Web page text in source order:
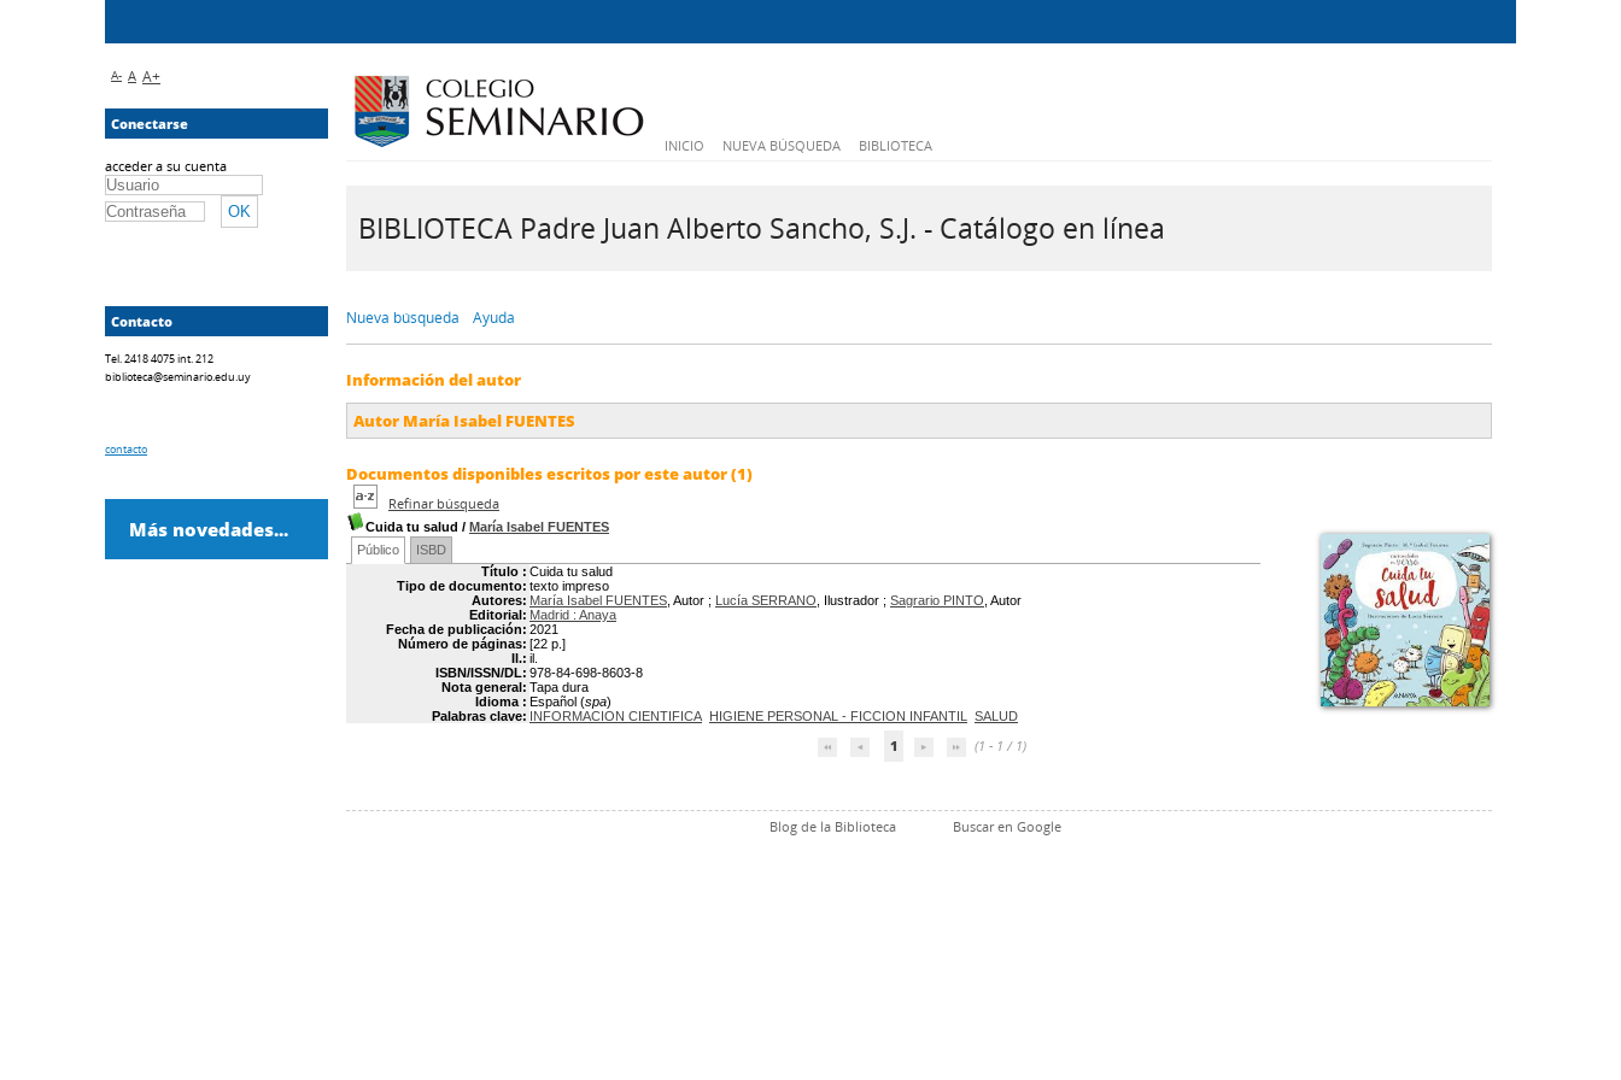
INICIO NUEVA BÚSQUEDA BIBLIOTECA
BIBLIOTECA Padre Juan Alberto Sancho, S.J. - Catálogo en línea
Nueva búsqueda Ayuda
Información del autor
Autor María Isabel FUENTES
Documentos disponibles escritos por este autor (1)
Refinar búsqueda
Cuida tu salud / María Isabel FUENTES
Público
ISBD
Título : Cuida tu salud
Tipo de documento: texto impreso
Autores: María Isabel FUENTES , Autor ; Lucía SERRANO , Ilustrador ; Sagrario PINTO , Autor
Editorial: Madrid : Anaya
Fecha de publicación: 2021
Número de páginas: [22 p.]
Il.: il.
ISBN/ISSN/DL: 978-84-698-8603-8
Nota general: Tapa dura
Idioma : Español (spa)
Palabras clave: INFORMACION CIENTIFICA HIGIENE PERSONAL - FICCION INFANTIL SALUD
1 (1 - 1 / 1)
Blog de la Biblioteca Buscar en Google
A- A A+
Conectarse
acceder a su cuenta
Contacto
Tel. 2418 4075 int. 212
biblioteca@seminario.edu.uy
contacto
Más novedades...